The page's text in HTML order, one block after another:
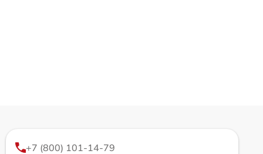
+7 (800) 101-14-79